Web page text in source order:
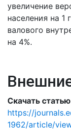
увеличение
населения на 1
валового
на 4%.
Скачать
https://
1962/article/